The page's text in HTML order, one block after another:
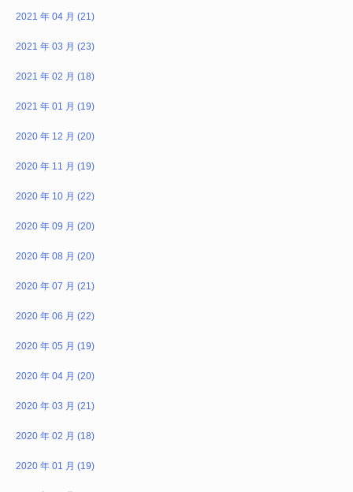
2021 年 04 月 (21)
2021 年 03 月 (23)
2021 年 02 月 (18)
2021 年 01 月 (19)
2020 年 12 月 (20)
2020 年 11 月 (19)
2020 年 10 月 (22)
2020 年 09 月 (20)
2020 年 08 月 (20)
2020 年 07 月 (21)
2020 年 06 月 (22)
2020 年 05 月 (19)
2020 年 04 月 (20)
2020 年 03 月 (21)
2020 年 02 月 (18)
2020 年 01 月 (19)